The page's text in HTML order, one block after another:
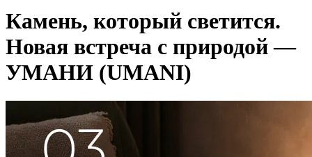
Камень, который светится.
Новая встреча с природой —
УМАНИ (UMANI)